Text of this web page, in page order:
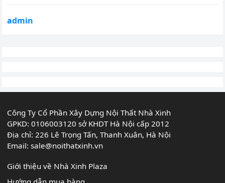
admin
Công Ty Cổ Phần Xây Dựng Nội Thất Nhà Xinh
GPKD: 0106003120 sở KHDT Hà Nội cấp 2012
Địa chỉ: 226 Lê Trọng Tấn, Thanh Xuân, Hà Nội
Email:sale@noithatxinh.vn
Giới thiệu về Nhà Xinh Plaza